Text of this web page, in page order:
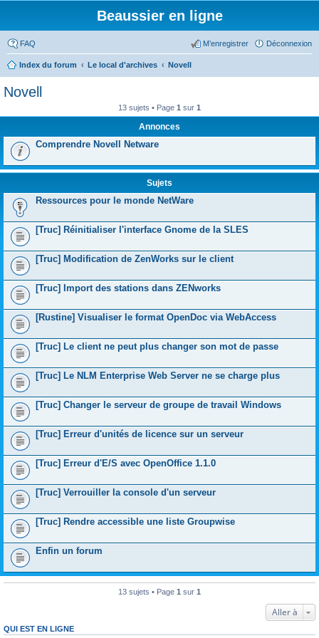
Beaussier en ligne
FAQ Déconnexion
M’enregistrer
Index du forum Le local d'archives Novell
Novell
13 sujets • Page 1 sur 1
Annonces
Comprendre Novell Netware
Sujets
Ressources pour le monde NetWare
[Truc] Réinitialiser l'interface Gnome de la SLES
[Truc] Modification de ZenWorks sur le client
[Truc] Import des stations dans ZENworks
[Rustine] Visualiser le format OpenDoc via WebAccess
[Truc] Le client ne peut plus changer son mot de passe
[Truc] Le NLM Enterprise Web Server ne se charge plus
[Truc] Changer le serveur de groupe de travail Windows
[Truc] Erreur d'unités de licence sur un serveur
[Truc] Erreur d'E/S avec OpenOffice 1.1.0
[Truc] Verrouiller la console d'un serveur
[Truc] Rendre accessible une liste Groupwise
Enfin un forum
13 sujets • Page 1 sur 1
Aller à
QUI EST EN LIGNE